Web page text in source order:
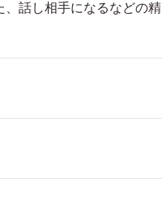
、話し相手になるなどの精